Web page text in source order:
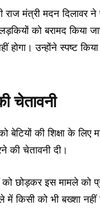
राज मंत्री मदन दिलावर
को बरामद किया
होगा। उन्होंने स्पष्ट
चेतावनी
की शिक्षा के लिए
की चेतावनी दी।
को छोड़कर इस मामले
में किसी को भी बख्शा नहीं